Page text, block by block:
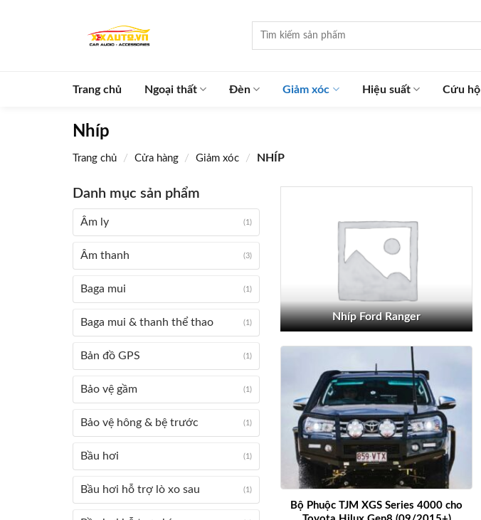
kiếm:
Trang chủ Ngoại thất Đèn Giảm xóc Hiệu suất Cứu hộ
Nhíp
Trang chủ / Cửa hàng / Giảm xóc / NHÍP
Danh mục sản phẩm
Âm ly (1)
Âm thanh (3)
Baga mui (1)
Baga mui & thanh thể thao (1)
Bản đồ GPS (1)
Bảo vệ gầm (1)
Bảo vệ hông & bệ trước (1)
Bầu hơi (1)
Bầu hơi hỗ trợ lò xo sau (1)
Nhíp Ford Ranger
Bộ Phuộc TJM XGS Series 4000 cho